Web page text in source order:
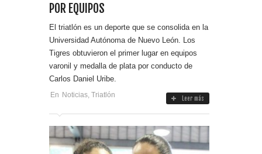
POR EQUIPOS
El triatlón es un deporte que se consolida en la
Universidad Autónoma de Nuevo León. Los
Tigres obtuvieron el primer lugar en equipos
varonil y medalla de plata por conducto de
Carlos Daniel Uribe.
En Noticias Triatlón Leer más